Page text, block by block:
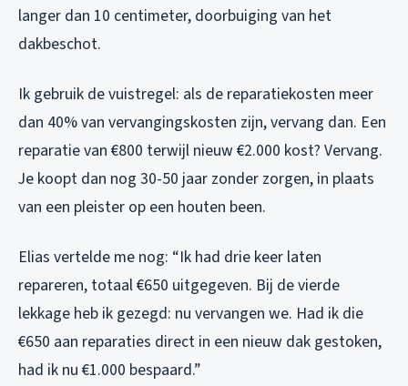
langer dan 10 centimeter, doorbuiging van het
dakbeschot.
Ik gebruik de vuistregel: als de reparatiekosten meer
dan 40% van vervangingskosten zijn, vervang dan. Een
reparatie van €800 terwijl nieuw €2.000 kost? Vervang.
Je koopt dan nog 30-50 jaar zonder zorgen, in plaats
van een pleister op een houten been.
Elias vertelde me nog: “Ik had drie keer laten
repareren, totaal €650 uitgegeven. Bij de vierde
lekkage heb ik gezegd: nu vervangen we. Had ik die
€650 aan reparaties direct in een nieuw dak gestoken,
had ik nu €1.000 bespaard.”